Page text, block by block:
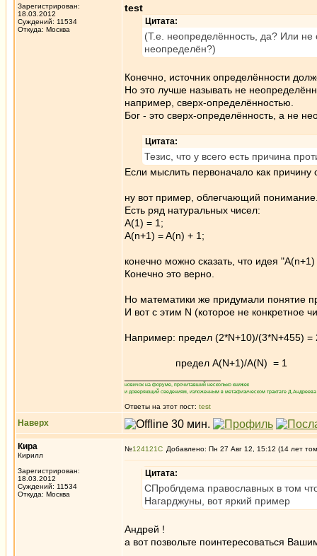
Зарегистрирован:
18.03.2012
Суждений: 11534
Откуда: Москва
test
Цитата:
(Т.е. неопределённость, да? Или не
неопределён?)
Конечно, источник определённости
Но это лучше называть не
например, сверх-определённостью.
Бог - это сверх-определённость, а не
Цитата:
Тезис, что у всего есть причина
Если мыслить первоначало как
ну вот пример, облегчающий
Есть ряд натуральных чисел:
A(1) = 1;
A(n+1) = A(n) + 1;
конечно можно сказать, что идея
Конечно это верно.
Но математики же придумали понятие
И вот с этим N (которое не конкретное
Например: предел (2*N+10)/(3*N+455) =
предел А(N+1)/A(N) = 1
новичок на форуме, прочитавший несколько книжек
и доверяющий сведениям, изложенным в метафизическом трактате
Ответы на этот пост: test
Наверх
Кира
Кирилл
Зарегистрирован:
18.03.2012
Суждений: 11534
Откуда: Москва
№124121 Добавлено: Пн 27 Авг 12, 15:12 (14 лет
Цитата:
СПроблдема православных в том
Нагарджуны, вот яркий пример
Андрей !
а вот позвольте поинтересоваться